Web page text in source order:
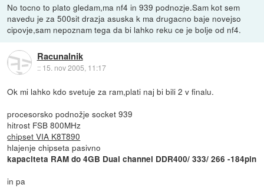
No tocno to plato gledam,ma nf4 in 939 podnozje.Sam kot sem
navedu je za 500sit drazja asuska k ma drugacno baje novejso
cipovje,sam nepoznam tega da bi lahko reku ce je bolje od nf4.
Racunalnik
:: 15. nov 2005, 11:17
Ok mi lahko kdo svetuje za ram,plati naj bi bili 2 v finalu.
procesorsko podnožje socket 939
hitrost FSB 800MHz
chipset VIA K8T890
hlajenje chipseta pasivno
kapaciteta RAM do 4GB Dual channel DDR400/ 333/ 266 -184pin
in pa